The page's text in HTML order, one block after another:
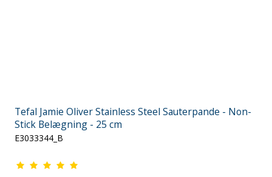
Tefal Jamie Oliver Stainless Steel Sauterpande - Non-
Stick Belægning - 25 cm
E3033344_B